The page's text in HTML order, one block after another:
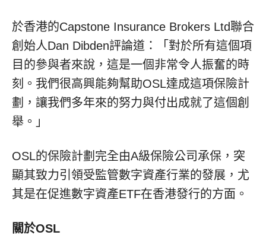
於香港的Capstone Insurance Brokers Ltd聯合
創始人Dan Dibden評論道：「對於所有這個項
目的參與者來說，這是一個非常令人振奮的時
刻。我們很高興能夠幫助OSL達成這項保險計
劃 ，讓我們多年來的努力與付出成就了這個創
舉。」
OSL的保險計劃完全由A級保險公司承保，突
顯其致力引領受監管數字資產行業的發展， 尤
其是在促進數字資產ETF在香港發行的方面。
關於OSL